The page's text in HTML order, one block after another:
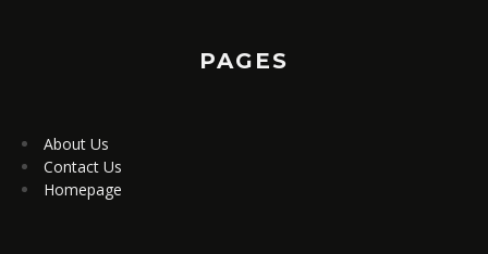
PAGES
About Us
Contact Us
Homepage